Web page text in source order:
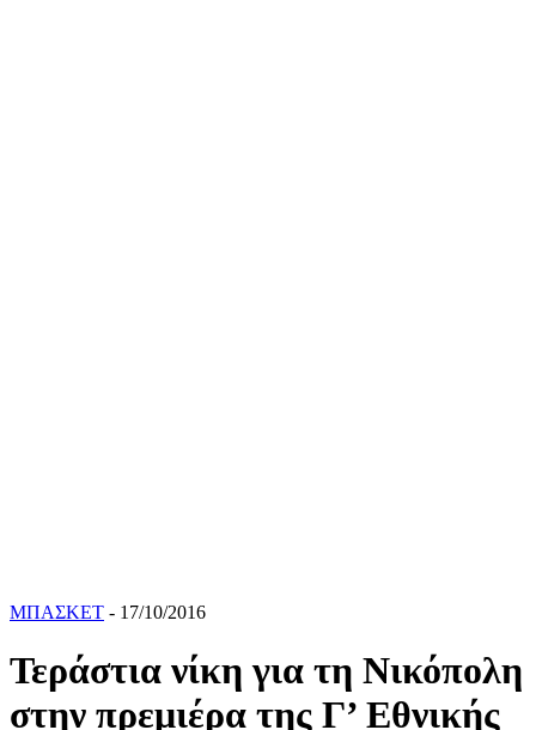
ΜΠΑΣΚΕΤ - 17/10/2016
Τεράστια νίκη για τη Νικόπολη
στην πρεμιέρα της Γ’ Εθνικής